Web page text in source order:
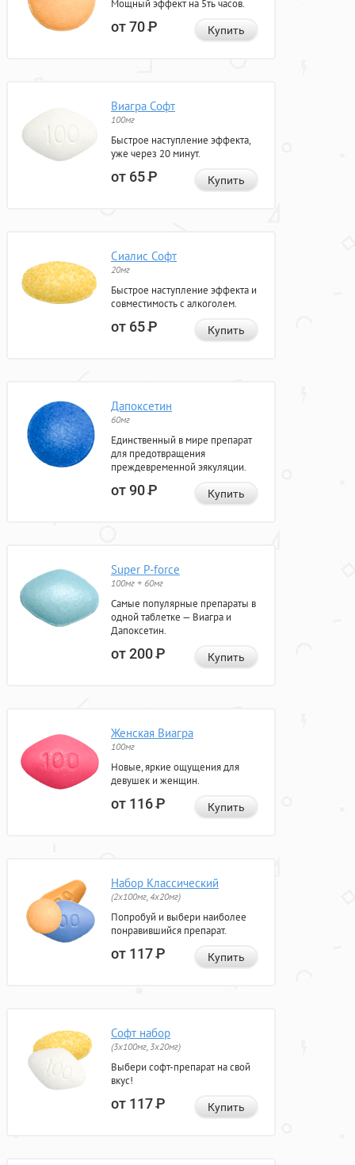
Мощный эффект на 5ть часов.
от 70Р Купить
Виагра Софт
100мг
Быстрое наступление эффекта,
уже через 20 минут.
от 65Р Купить
Сиалис Софт
20мг
Быстрое наступление эффекта и
совместимость с алкоголем.
от 65Р Купить
Дапоксетин
60мг
Единственный в мире препарат
для предотвращения
преждевременной эякуляции.
от 90Р Купить
Super P-force
100мг + 60мг
Самые популярные препараты в
одной таблетке — Виагра и
Дапоксетин.
от 200Р Купить
Женская Виагра
100мг
Новые, яркие ощущения для
девушек и женщин.
от 116Р Купить
Набор Классический
(2x100мг, 4x20мг)
Попробуй и выбери наиболее
понравившийся препарат.
от 117Р Купить
Софт набор
(3x100мг, 3x20мг)
Выбери софт-препарат на свой
вкус!
от 117Р Купить